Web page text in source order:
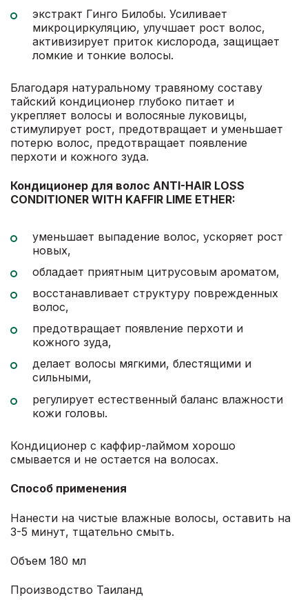
экстракт Гинго Билобы. Усиливает
микроциркуляцию, улучшает рост волос,
активизирует приток кислорода, защищает
ломкие и тонкие волосы.
Благодаря натуральному травяному составу
тайский кондиционер глубоко питает и
укрепляет волосы и волосяные луковицы,
стимулирует рост, предотвращает и уменьшает
потерю волос, предотвращает появление
перхоти и кожного зуда.
Кондиционер для волос ANTI-HAIR LOSS
CONDITIONER WITH KAFFIR LIME ETHER:
уменьшает выпадение волос, ускоряет рост
новых,
обладает приятным цитрусовым ароматом,
восстанавливает структуру поврежденных
волос,
предотвращает появление перхоти и
кожного зуда,
делает волосы мягкими, блестящими и
сильными,
регулирует естественный баланс влажности
кожи головы.
Кондиционер с каффир-лаймом хорошо
смывается и не остается на волосах.
Способ применения
Нанести на чистые влажные волосы, оставить на
3-5 минут, тщательно смыть.
Объем 180 мл
Производство Таиланд